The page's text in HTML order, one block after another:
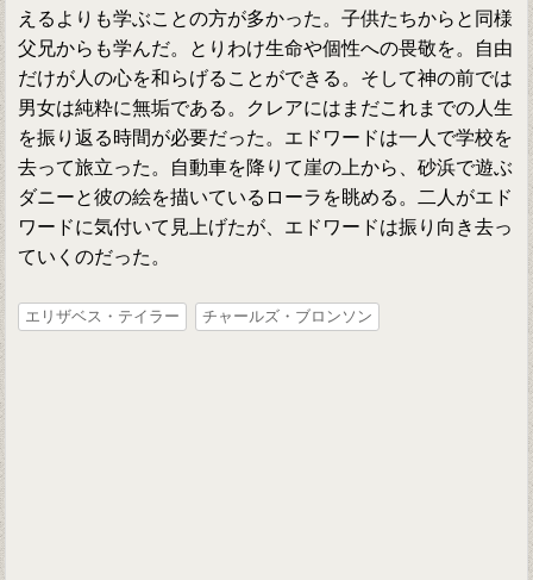
えるよりも学ぶことの方が多かった。子供たちからと同様
父兄からも学んだ。とりわけ生命や個性への畏敬を。自由
だけが人の心を和らげることができる。そして神の前では
男女は純粋に無垢である。クレアにはまだこれまでの人生
を振り返る時間が必要だった。エドワードは一人で学校を
去って旅立った。自動車を降りて崖の上から、砂浜で遊ぶ
ダニーと彼の絵を描いているローラを眺める。二人がエド
ワードに気付いて見上げたが、エドワードは振り向き去っ
ていくのだった。
エリザベス・テイラー チャールズ・ブロンソン